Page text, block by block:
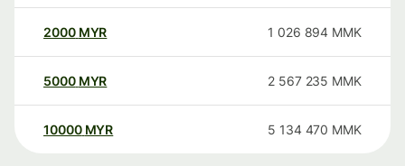
2000 MYR 1 026 894 MMK
5000 MYR 2 567 235 MMK
10000 MYR 5 134 470 MMK